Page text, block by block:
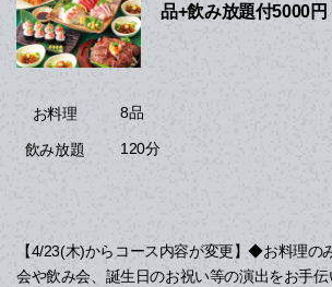
品+飲み放題付5000円
お料理 8品
飲み放題 120分
【4/23(木)からコース内容が変更】◆お料理
会や飲み会、誕生日のお祝い等の演出をお手伝